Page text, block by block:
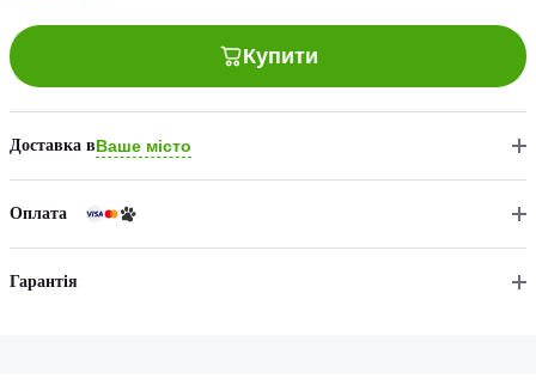
Купити
Доставка вВаше місто
Оплата
Гарантія